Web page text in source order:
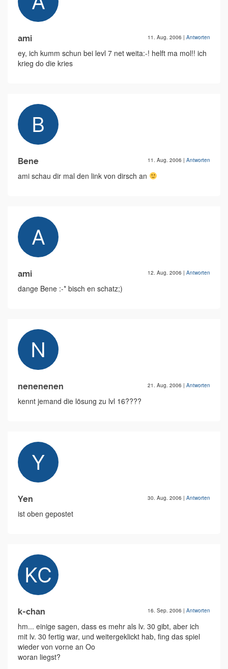
ami 11. Aug. 2006 | Antworten
ey, ich kumm schun bei levl 7 net weita:-! helft ma mol!! ich
krieg do die kries
Bene 11. Aug. 2006 | Antworten
ami schau dir mal den link von dirsch an
ami 12. Aug. 2006 | Antworten
dange Bene :-* bisch en schatz;)
nenenenen 21. Aug. 2006 | Antworten
kennt jemand die lösung zu lvl 16????
Yen 30. Aug. 2006 | Antworten
ist oben gepostet
k-chan 16. Sep. 2006 | Antworten
hm... einige sagen, dass es mehr als lv. 30 gibt, aber ich
mit lv. 30 fertig war, und weitergeklickt hab, fing das spiel
wieder von vorne an Oo
woran liegst?